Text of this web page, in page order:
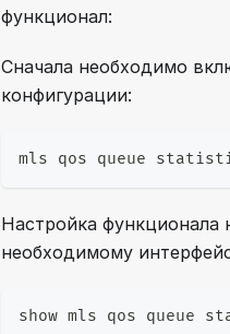
функционал:
Сначала необходимо
конфигурации:
mls qos queue
Настройка функционала
необходимому
show mls qos queue